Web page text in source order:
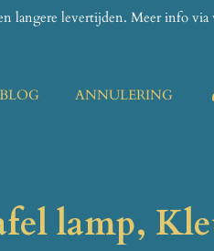
langere levertijden. Meer info via
BLOG
ANNULERING
lamp,